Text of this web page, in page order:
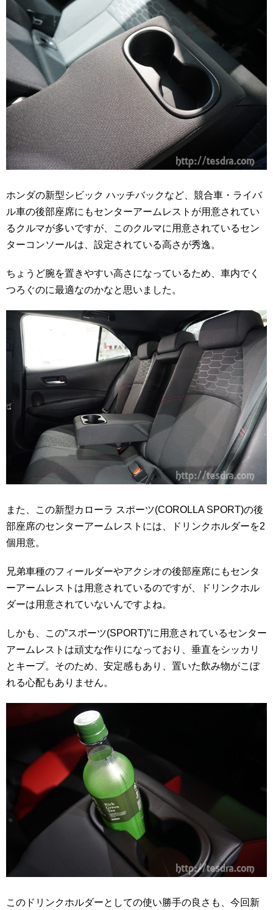
ホンダの新型シビック ハッチバックなど、競合車・ライバ
ル車の後部座席にもセンターアームレストが用意されてい
るクルマが多いですが、このクルマに用意されているセン
ターコンソールは、設定されている高さが秀逸。
ちょうど腕を置きやすい高さになっているため、車内でく
つろぐのに最適なのかなと思いました。
また、この新型カローラ スポーツ(COROLLA SPORT)の後
部座席のセンターアームレストには、ドリンクホルダーを2
個用意。
兄弟車種のフィールダーやアクシオの後部座席にもセンタ
ーアームレストは用意されているのですが、ドリンクホル
ダーは用意されていないんですよね。
しかも、この”スポーツ(SPORT)”に用意されているセンター
アームレストは頑丈な作りになっており、垂直をシッカリ
とキープ。そのため、安定感もあり、置いた飲み物がこぼ
れる心配もありません。
このドリンクホルダーとしての使い勝手の良さも、今回新